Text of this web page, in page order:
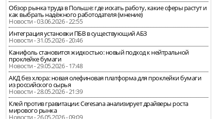
Обзор рынка труда в Польше: где искать работу, какие сферы растут и
как выбрать надёжного работодателя (мнение)
Новости - 03.06.2026 - 22:55
Интеграция установки ПБВ в существующий АБЗ
Новости - 31.05.2026 - 20:46
Канифоль становится жидкостью: новый подход к нейтральной
проклейке бумаги
Новости - 29.05.2026 - 17:48
АКД без хлора: новая олефиновая платформа для проклейки бумаги
из российского сырья
Новости - 28.05.2026 - 21:39
Клей против гравитации: Ceresana анализирует драйверы роста
мирового рынка
Новости - 26.05.2026 - 09:09